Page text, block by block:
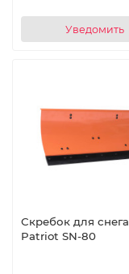
Уведомить
Скребок для снега
Patriot SN-80